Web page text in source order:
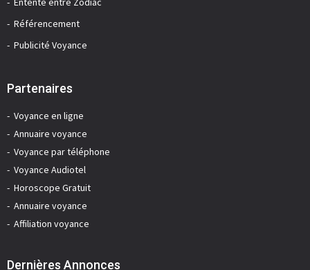
Référencement
Publicité Voyance
Partenaires
Voyance en ligne
Annuaire voyance
Voyance par téléphone
Voyance Audiotel
Horoscope Gratuit
Annuaire voyance
Affiliation voyance
Dernières Annonces